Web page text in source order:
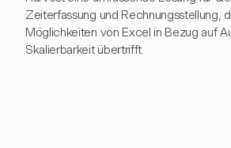
Zeiterfassung und Rechnungsstellung,
Möglichkeiten von Excel in Bezug auf
Skalierbarkeit übertrifft.